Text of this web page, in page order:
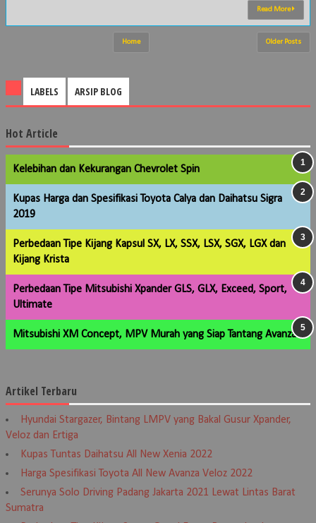
Read More
Older Posts
Home
LABELS ARSIP BLOG
Hot Article
Kelebihan dan Kekurangan Chevrolet Spin
Kupas Harga dan Spesifikasi Toyota Calya dan Daihatsu Sigra
2019
Perbedaan Tipe Kijang Kapsul SX, LX, SSX, LSX, SGX, LGX dan
Kijang Krista
Perbedaan Tipe Mitsubishi Xpander GLS, GLX, Exceed, Sport,
Ultimate
Mitsubishi XM Concept, MPV Murah yang Siap Tantang Avanza
Artikel Terbaru
Hyundai Stargazer, Bintang LMPV yang Bakal Gusur Xpander,
Veloz dan Ertiga
Kupas Tuntas Daihatsu All New Xenia 2022
Harga Spesifikasi Toyota All New Avanza Veloz 2022
Serunya Solo Driving Padang Jakarta 2021 Lewat Lintas Barat
Sumatra